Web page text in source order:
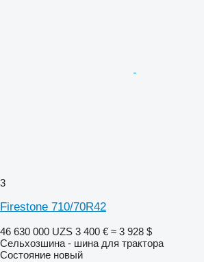
3
Firestone 710/70R42
46 630 000 UZS 3 400 € ≈ 3 928 $
Сельхозшина - шина для трактора
Состояние новый